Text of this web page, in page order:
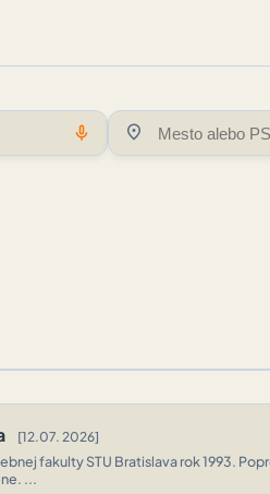
mic location_on
[12.07. 2026]
fakulty STU Bratislava rok 1993.
...